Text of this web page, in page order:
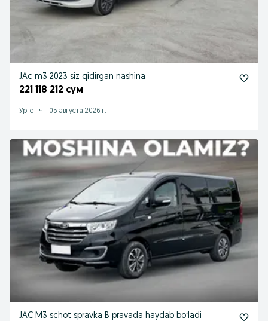
JAc m3 2023 siz qidirgan nashina
221 118 212 сум
Ургенч - 05 августа 2026 г.
JAC M3 schot spravka B pravada haydab boʻladi